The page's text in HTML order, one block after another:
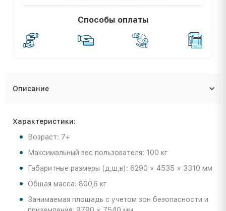
Способы оплаты
Описание
Характеристики:
Возраст: 7+
Максимальный вес пользователя: 100 кг
Габаритные размеры (д,ш,в): 6290 × 4535 × 3310 мм
Общая масса: 800,6 кг
Занимаемая площадь с учетом зон безопасности и